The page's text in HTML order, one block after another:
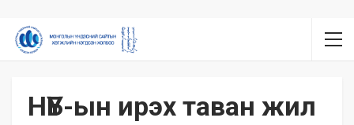
НҮБ-ын ирэх таван жил